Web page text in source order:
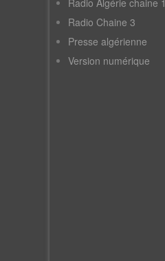
Radio Algérie chaine 1
Radio Chaine 3
Presse algérienne
Version numérique